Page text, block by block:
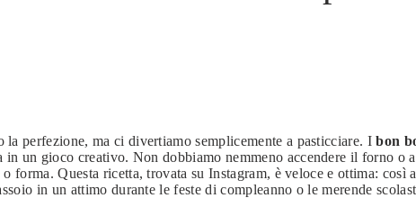
perfezione, ma ci divertiamo semplicemente a pasticciare. Ibon
un gioco creativo. Non dobbiamo nemmeno accendere il forno o
Questa ricetta, trovata su Instagram, è veloce e ottima: così
in un attimo durante le feste di compleanno o le merende